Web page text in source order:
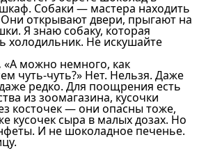
Собаки — мастера находить
открывают двери, прыгают на
Я знаю собаку, которая
холодильник. Не искушайте
«А можно немного, как
чуть-чуть?» Нет. Нельзя. Даже
редко. Для поощрения есть
из зоомагазина, кусочки
косточек — они опасны тоже,
кусочек сыра в малых дозах. Но
И не шоколадное печенье.